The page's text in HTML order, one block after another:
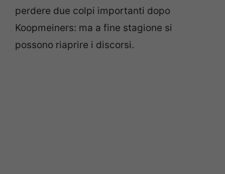
perdere due colpi importanti dopo
Koopmeiners: ma a fine stagione si
possono riaprire i discorsi.